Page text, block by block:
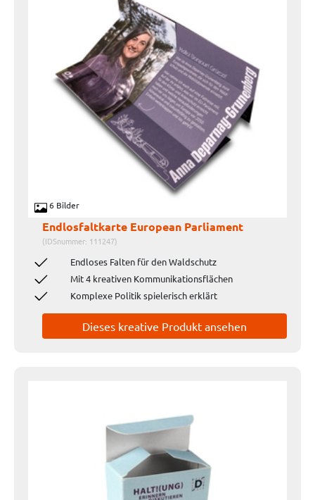
6 Bilder
Endlosfaltkarte European Parliament
(IDSnummer: 111247)
Endloses Falten für den Waldschutz
Mit 4 kreativen Kommunikationsflächen
Komplexe Politik spielerisch erklärt
Dieses kreative Produkt ansehen